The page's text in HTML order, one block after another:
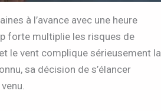
à l’avance avec une heure
forte multiplie les risques de
le vent complique sérieusement la
sa décision de s’élancer